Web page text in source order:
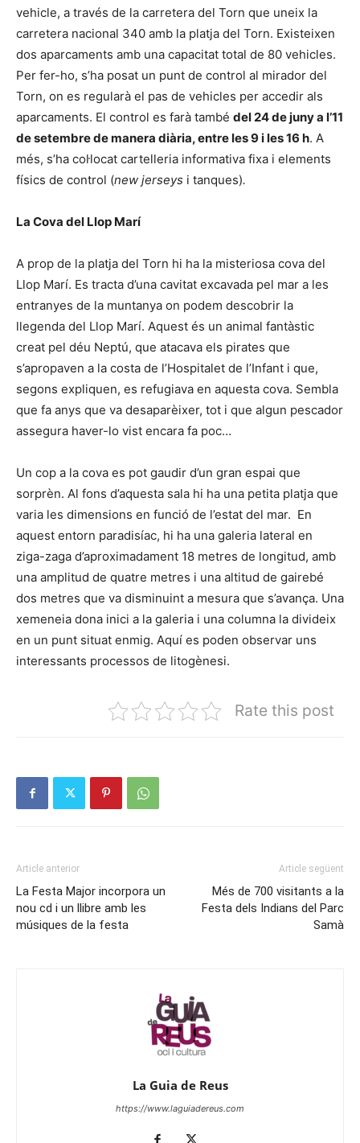
vehicle, a través de la carretera del Torn que uneix la
carretera nacional 340 amb la platja del Torn. Existeixen
dos aparcaments amb una capacitat total de 80 vehicles.
Per fer-ho, s’ha posat un punt de control al mirador del
Torn, on es regularà el pas de vehicles per accedir als
aparcaments. El control es farà també del 24 de juny a l’11
de setembre de manera diària, entre les 9 i les 16 h. A
més, s’ha col·locat cartelleria informativa fixa i elements
físics de control (new jerseys i tanques).
La Cova del Llop Marí
A prop de la platja del Torn hi ha la misteriosa cova del
Llop Marí. Es tracta d’una cavitat excavada pel mar a les
entranyes de la muntanya on podem descobrir la
llegenda del Llop Marí. Aquest és un animal fantàstic
creat pel déu Neptú, que atacava els pirates que
s’apropaven a la costa de l’Hospitalet de l’Infant i que,
segons expliquen, es refugiava en aquesta cova. Sembla
que fa anys que va desaparèixer, tot i que algun pescador
assegura haver-lo vist encara fa poc…
Un cop a la cova es pot gaudir d’un gran espai que
sorprèn. Al fons d’aquesta sala hi ha una petita platja que
varia les dimensions en funció de l’estat del mar. En
aquest entorn paradisíac, hi ha una galeria lateral en
ziga-zaga d’aproximadament 18 metres de longitud, amb
una amplitud de quatre metres i una altitud de gairebé
dos metres que va disminuint a mesura que s’avança. Una
xemeneia dona inici a la galeria i una columna la divideix
en un punt situat enmig. Aquí es poden observar uns
interessants processos de litogènesi.
Rate this post
Article anterior
La Festa Major incorpora un
nou cd i un llibre amb les
músiques de la festa
Article següent
Més de 700 visitants a la
Festa dels Indians del Parc
Samà
La Guia de Reus
https://www.laguiadereus.com